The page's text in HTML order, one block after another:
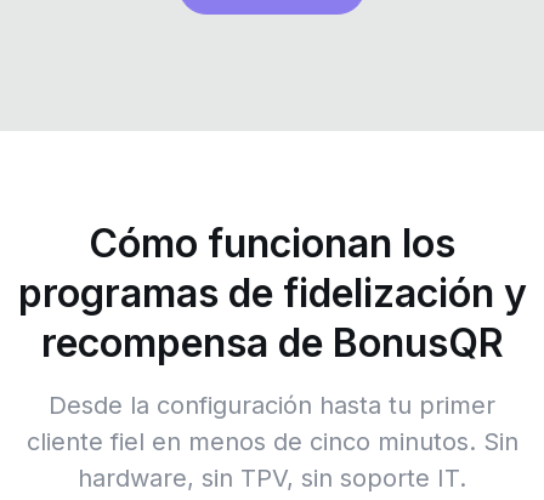
Cómo funcionan los
programas de fidelización y
recompensa de BonusQR
Desde la configuración hasta tu primer
cliente fiel en menos de cinco minutos. Sin
hardware, sin TPV, sin soporte IT.